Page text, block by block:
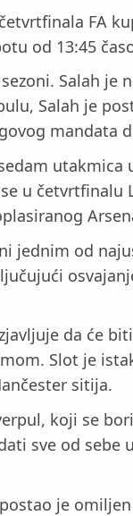
FA
od 13:45
Salah je
Salah je
mandata
u četvrtfinalu
jednim od
da će
Slot je
sitija.
koji se
sve od
je